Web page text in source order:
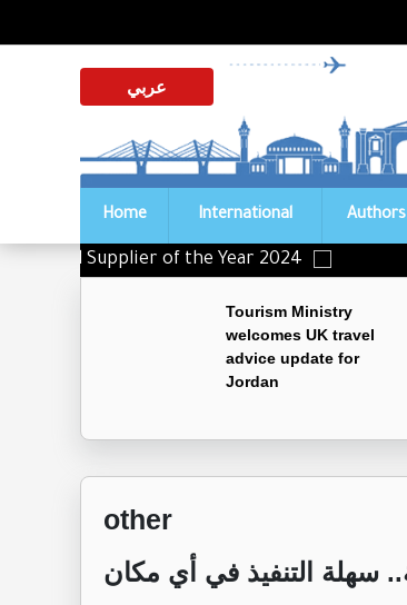
عربي
Home International Authors
Supplier of the Year 2024
Tourism Ministry
welcomes UK travel
advice update for
Jordan
other